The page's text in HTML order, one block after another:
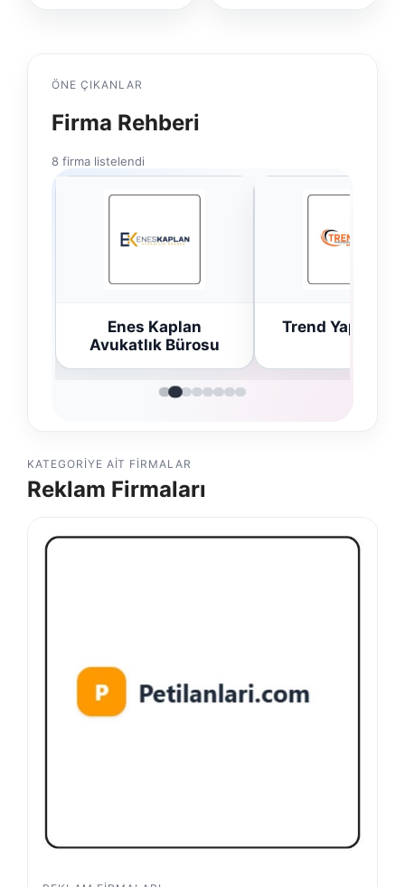
ÖNE ÇIKANLAR
Firma Rehberi
8 firma listelendi
Enes Kaplan
Avukatlık Bürosu
Trend Yapı
KATEGORIYE AIT FIRMALAR
Reklam Firmaları